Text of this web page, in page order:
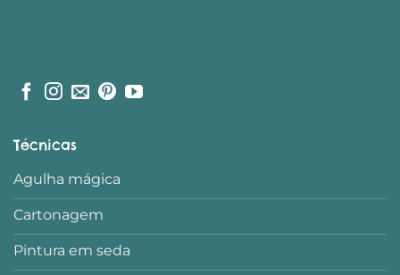
Técnicas
Agulha mágica
Cartonagem
Pintura em seda